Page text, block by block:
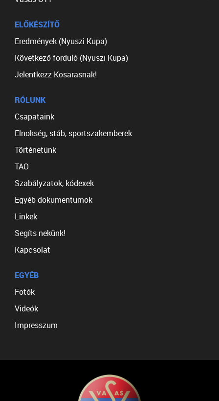
ELŐKÉSZÍTŐ
Eredmények (Nyuszi Kupa)
Következő forduló (Nyuszi Kupa)
Jelentkezz Kosarasnak!
RÓLUNK
Csapataink
Elnökség, stáb, sportszakemberek
Történetünk
TAO
Szabályzatok, kódexek
Egyéb dokumentumok
Linkek
Segíts nekünk!
Kapcsolat
EGYÉB
Fotók
Videók
Impresszum